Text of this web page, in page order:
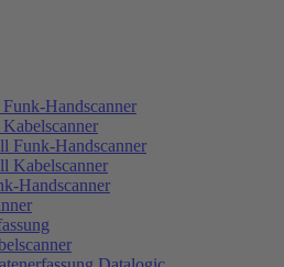
Handscanner
Funk-Handscanner
Kabelscanner
Handscanner